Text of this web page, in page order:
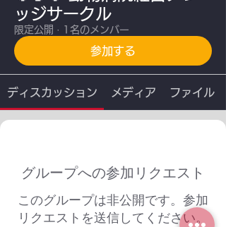
ッジサークル
限定公開 · 1名のメンバー
参加する
ディスカッション メディア ファイル
グループへの参加リクエスト
このグループは非公開です。参加
リクエストを送信してください。